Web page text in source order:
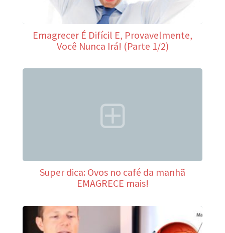
Emagrecer É Difícil E, Provavelmente,
Você Nunca Irá! (Parte 1/2)
Super dica: Ovos no café da manhã
EMAGRECE mais!